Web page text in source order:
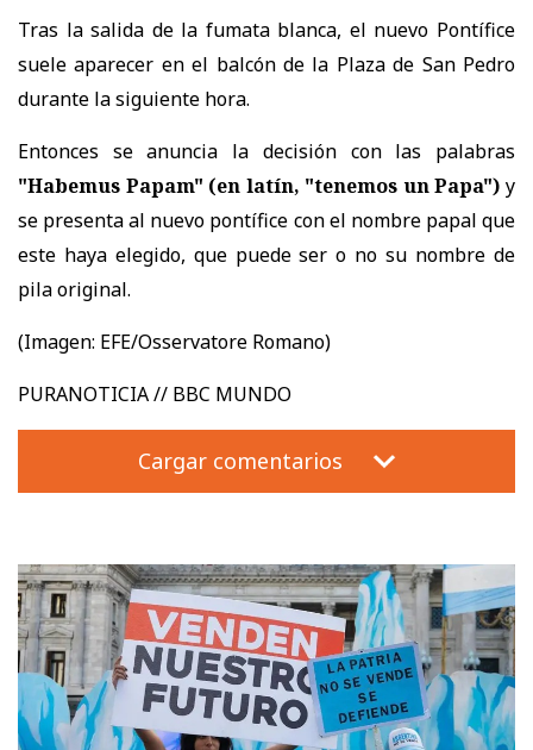
Tras la salida de la fumata blanca, el nuevo Pontífice
suele aparecer en el balcón de la Plaza de San Pedro
durante la siguiente hora.
Entonces se anuncia la decisión con las palabras
"Habemus Papam" (en latín, "tenemos un Papa") y
se presenta al nuevo pontífice con el nombre papal que
este haya elegido, que puede ser o no su nombre de
pila original.
(Imagen: EFE/Osservatore Romano)
PURANOTICIA // BBC MUNDO
Cargar comentarios